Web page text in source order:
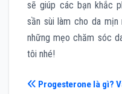
sẽ giúp các bạn khắc
sần sùi làm cho da mịn
những mẹo chăm sóc
tôi nhé!
Điều
Progesterone là gì?